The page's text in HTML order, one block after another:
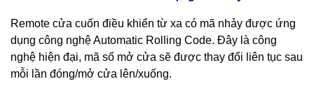
Remote cửa cuốn điều khiển từ xa có mã nhảy được ứng
dụng công nghệ Automatic Rolling Code. Đây là công
nghệ hiện đại, mã số mở cửa sẽ được thay đổi liên tục sau
mỗi lần đóng/mở cửa lên/xuống.